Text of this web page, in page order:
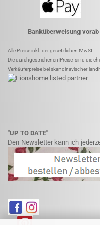
Banküberweisung vorab
Alle Preise inkl. der gesetzlichen MwSt.
Die durchgestrichenen Preise sind die
Verkäuferpreise bei skandinavischer-
"UP TO DATE"
Den Newsletter kann ich